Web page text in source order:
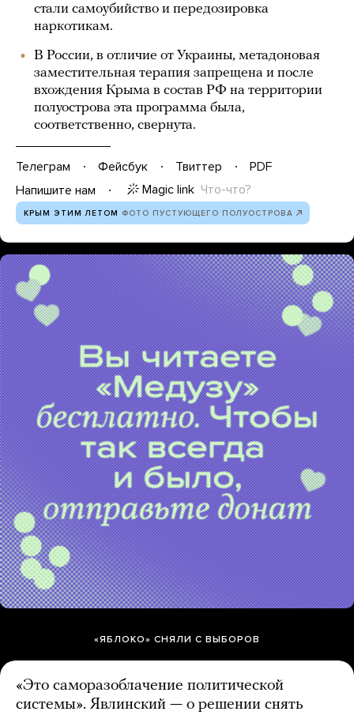
стали самоубийство и передозировка
наркотикам.
В России, в отличие от Украины, метадоновая
заместительная терапия запрещена и после
вхождения Крыма в состав РФ на территории
полуострова эта программа была,
соответственно, свернута.
Телеграм Фейсбук Твиттер
PDF
Напишите нам
Magic link Что-что?
КРЫМ ЭТИМ ЛЕТОМ ФОТО ПУСТУЮЩЕГО ПОЛУОСТРОВА
«ЯБЛОКО» СНЯЛИ С ВЫБОРОВ
«Это саморазоблачение политической
системы». Явлинский — о решении снять